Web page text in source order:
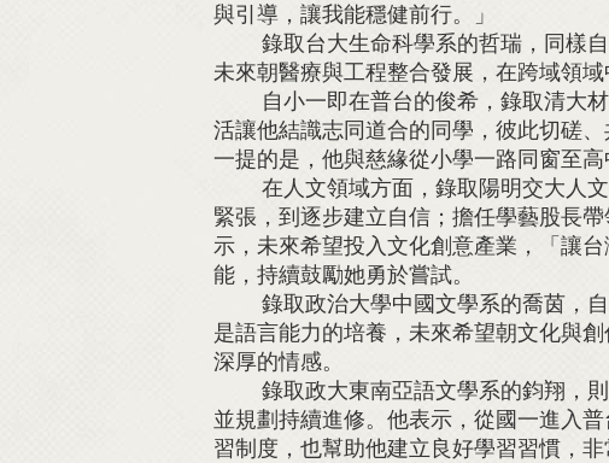
與引導，讓我能穩健前行。」
錄取台大生命科學系的哲瑞，同樣自
未來朝醫療與工程整合發展，在跨域領
自小一即在普台的俊希，錄取清大材
活讓他結識志同道合的同學，彼此切磋
一提的是，他與慈緣從小學一路同窗至
在人文領域方面，錄取陽明交大人文
緊張，到逐步建立自信；擔任學藝股長
示，未來希望投入文化創意產業，「讓
能，持續鼓勵她勇於嘗試。
錄取政治大學中國文學系的喬茵，自
是語言能力的培養，未來希望朝文化與
深厚的情感。
錄取政大東南亞語文學系的鈞翔，則
並規劃持續進修。他表示，從國一進入
習制度，也幫助他建立良好學習習慣，